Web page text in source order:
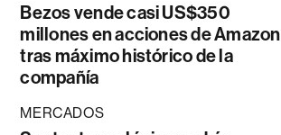
Bezos vende casi US$350
millones en acciones de Amazon
tras máximo histórico de la
compañía
MERCADOS